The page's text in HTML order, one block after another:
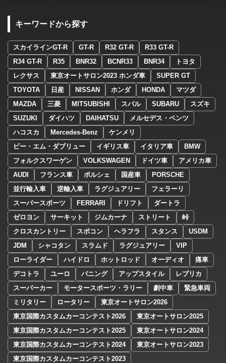
キーワードから探す
スカイラインGT-R GT-R R32 GT-R
R33 GT-R
R34 GT-R
R35 BNR32 BCNR33 BNR34
トヨタ
レクサス
東京オートサロン2023 ホンダ車
SUPER GT
TOYOTA
日産 NISSAN ホンダ HONDA
マツダ
MAZDA
三菱 MITSUBISHI スバル SUBARU
スズキ
SUZUKI
ダイハツ DAIHATSU
メルセデス・ベンツ
ハコスカ
Mercedes-Benz
ケンメリ
ビー・エム・ダブリュー
イギリス車 イタリア車
BMW
フォルクスワーゲン
VOLKSWAGEN ドイツ車
アメリカ車
AUDI
フランス車 ポルシェ 国産車
PORSCHE
並行輸入車
逆輸入車 ラグジュアリー
フェラーリ
スーパースポーツ
FERRARI ドリフト
ダートラ
ゼロヨン
サーキット ジムカーナ ストリート
峠
クロスカントリー
スポコン ヘラフラ スタンス
USDM
JDM
シャコタン スラムド ラグジュアリー
VIP
ローライダー
ハイドロ ホットロッド オーディオ
痛車
デコトラ
ユーロ バニング アップスタイル
レプリカ
スーパーカー
モータースポーツ・ラリー 劇中車
緊急車両
ミリタリー
ロータリー
東京オートサロン2026
東京国際カスタムカーコンテスト2026
東京オートサロン2025
東京国際カスタムカーコンテスト2025
東京オートサロン2024
東京国際カスタムカーコンテスト2024
東京オートサロン2023
東京国際カスタムカーコンテスト2023